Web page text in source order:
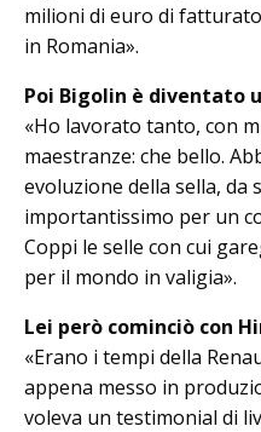
milioni di euro di
in Romania».
Poi Bigolin è diventato
«Ho lavorato tanto, con
maestranze: che bello.
evoluzione della sella, da
importantissimo per un
Coppi le selle con cui
per il mondo in valigia».
Lei però cominciò con
«Erano i tempi della
appena messo in
voleva un testimonial di